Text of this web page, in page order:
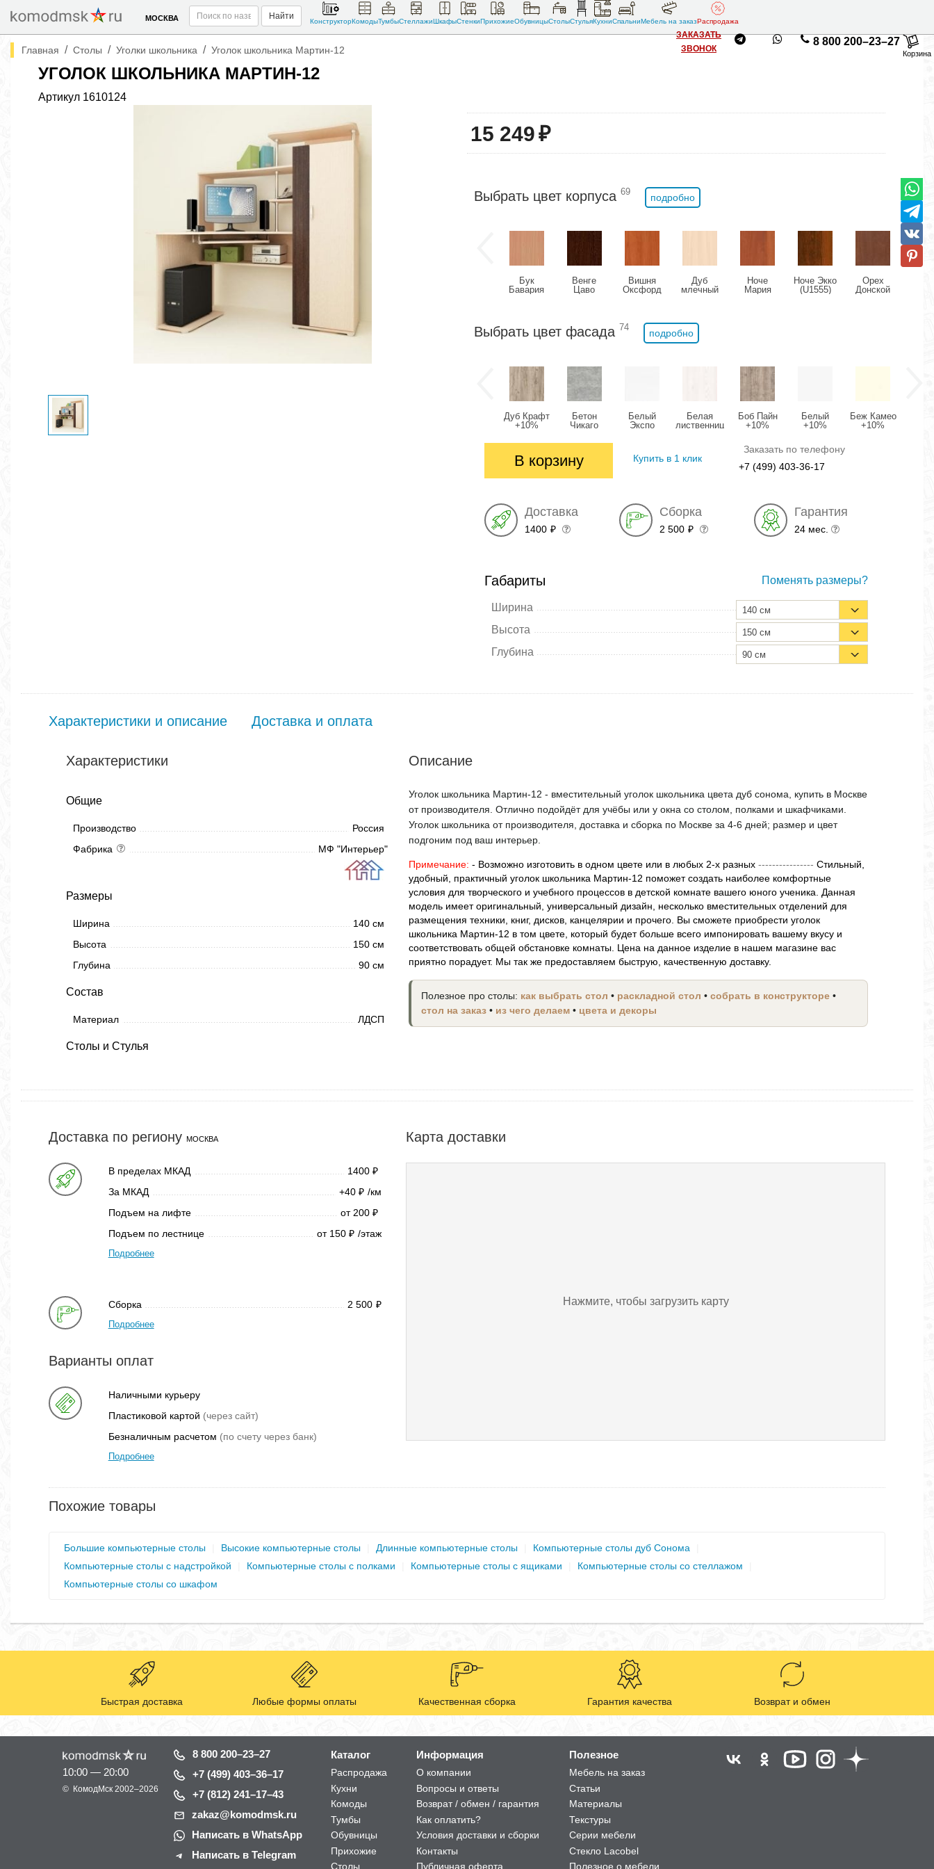
МОСКВА Найти
КонструкторКомодыТумбыСтеллажиШкафыСтенкиПрихожиеОбувницыСтолыСтульяКухниСпальниМебель на заказРаспродажа
ЗАКАЗАТЬ
ЗВОНОК
8 800 200–23–27
Корзина
Главная / Столы / Уголки школьника / Уголок школьника Мартин-12
УГОЛОК ШКОЛЬНИКА МАРТИН-12
Артикул 1610124
15 249₽
Выбрать цвет корпуса 69
подробно
Бук
Бавария
Венге
Цаво
Вишня
Оксфорд
Дуб
млечный
Ноче
Мария
Ноче Экко
(U1555)
Орех
Донской
Выбрать цвет фасада 74
подробно
Дуб Крафт
+10%
Бетон
Чикаго
+10%
Белый
Экспо
Белая
лиственница
Боб Пайн
+10%
Белый
+10%
Беж Камео
+10%
В корзину Купить в 1 клик
Заказать по телефону
+7 (499) 403-36-17
Доставка
1400 ₽
Сборка
2 500 ₽
Гарантия
24 мес.
Габариты Поменять размеры?
Ширина 140 см
Высота 150 см
Глубина 90 см
Характеристики и описание Доставка и оплата
Характеристики
Общие
Производство
Россия
Фабрика
МФ "Интерьер"
Размеры
Ширина
140 см
Высота
150 см
Глубина
90 см
Состав
Материал ЛДСП
Столы и Стулья
Описание
Уголок школьника Мартин-12 - вместительный уголок школьника цвета дуб сонома, купить в Москве
от производителя. Отлично подойдёт для учёбы или у окна со столом, полками и шкафчиками.
Уголок школьника от производителя, доставка и сборка по Москве за 4-6 дней; размер и цвет
подгоним под ваш интерьер.
Примечание: - Возможно изготовить в одном цвете или в любых 2-х разных---------------- Стильный,
удобный, практичный уголок школьника Мартин-12 поможет создать наиболее комфортные
условия для творческого и учебного процессов в детской комнате вашего юного ученика. Данная
модель имеет оригинальный, универсальный дизайн, несколько вместительных отделений для
размещения техники, книг, дисков, канцелярии и прочего. Вы сможете приобрести уголок
школьника Мартин-12 в том цвете, который будет больше всего импонировать вашему вкусу и
соответствовать общей обстановке комнаты. Цена на данное изделие в нашем магазине вас
приятно порадует. Мы так же предоставляем быструю, качественную доставку.
Полезное про столы: как выбрать стол • раскладной стол •собрать в конструкторе •
стол на заказ • из чего делаем • цвета и декоры
Доставка по региону МОСКВА
В пределах МКАД 1400 ₽
За МКАД +40 ₽ /км
Подъем на лифте
от 200 ₽
Подъем по лестнице от 150 ₽ /этаж
Подробнее
Сборка 2 500 ₽
Подробнее
Варианты оплат
Наличными курьеру
Пластиковой картой (через сайт)
Безналичным расчетом (по счету через банк)
Подробнее
Карта доставки
Нажмите, чтобы загрузить карту
Похожие товары
Большие компьютерные столы Высокие компьютерные столы Длинные компьютерные столы Компьютерные столы дуб Сонома
Компьютерные столы с надстройкой
Компьютерные столы с полками Компьютерные столы с ящиками Компьютерные столы со стеллажом
Компьютерные столы со шкафом
Быстрая доставка Любые формы оплаты Качественная сборка Гарантия качества Возврат и обмен
10:00 — 20:00
© КомодМск 2002–2026
8 800 200–23–27
+7 (499) 403–36–17
+7 (812) 241–17–43
zakaz@komodmsk.ru
Написать в WhatsApp
Написать в Telegram
Каталог
Распродажа
Кухни
Комоды
Тумбы
Обувницы
Прихожие
Столы
Информация
О компании
Вопросы и ответы
Возврат / обмен / гарантия
Как оплатить?
Условия доставки и сборки
Контакты
Публичная оферта
Полезное
Мебель на заказ
Статьи
Материалы
Текстуры
Серии мебели
Стекло Lacobel
Полезное о мебели